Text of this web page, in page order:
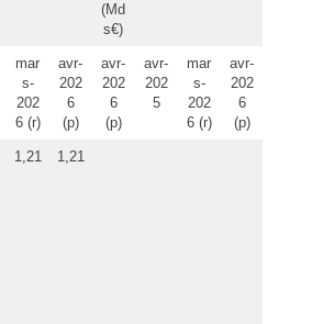
(Md
s€)
mar
s-
202
6 (r)
avr-
202
6
(p)
avr-
202
6
(p)
avr-
202
5
mar
s-
202
6 (r)
avr-
202
6
(p)
1,21 1,21